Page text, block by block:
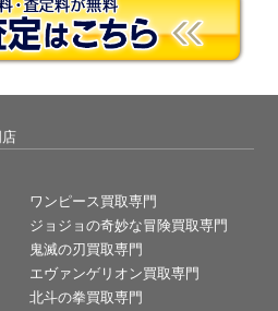
ワンピース買取専門
ジョジョの奇妙な冒険買取専門
鬼滅の刃買取専門
エヴァンゲリオン買取専門
北斗の拳買取専門